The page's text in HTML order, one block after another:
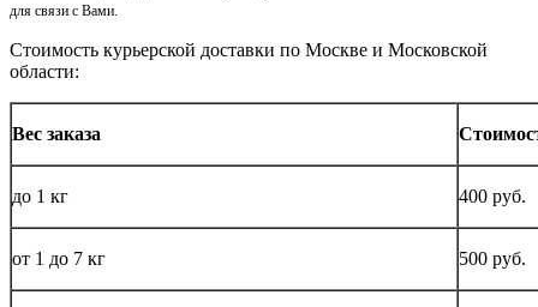
для связи с Вами.
Стоимость курьерской доставки по Москве и Московской
области:
Вес заказа
до 1 кг 400 руб.
от 1 до 7 кг 500 руб.